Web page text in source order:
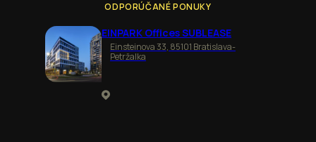
ODPORÚČANÉ PONUKY
EINPARK Offices SUBLEASE
Einsteinova 33, 85101 Bratislava-
Petržalka